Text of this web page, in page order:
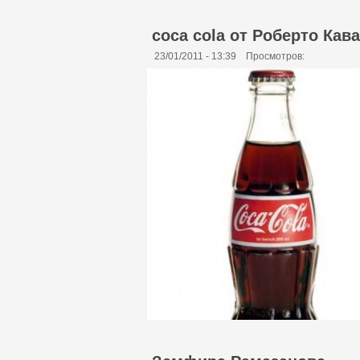
coca cola от Роберто
23/01/2011 - 13:39 Просмотров: